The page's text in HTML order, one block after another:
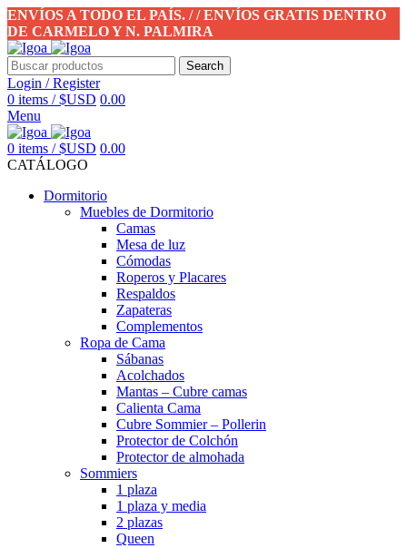
ENVÍOS A TODO EL PAÍS. / / ENVÍOS GRATIS DENTRO
DE CARMELO Y N. PALMIRA
Search
Login / Register
0 items / $USD 0.00
Menu
0 items / $USD 0.00
CATÁLOGO
Dormitorio
Muebles de Dormitorio
Camas
Mesa de luz
Cómodas
Roperos y Placares
Respaldos
Zapateras
Complementos
Ropa de Cama
Sábanas
Acolchados
Mantas – Cubre camas
Calienta Cama
Cubre Sommier – Pollerin
Protector de Colchón
Protector de almohada
Sommiers
1 plaza
1 plaza y media
2 plazas
Queen